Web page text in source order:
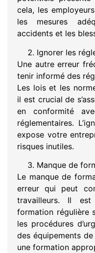
cela, les
les mesures
accidents et les
Ignorer les
Une autre erreur
tenir informé des
Les lois et les
il est crucial de
en conformité
réglementaires.
expose votre
risques inutiles.
Manque de
Le manque de
erreur qui peut
travailleurs. Il
formation régulière
les procédures
des équipements
une formation